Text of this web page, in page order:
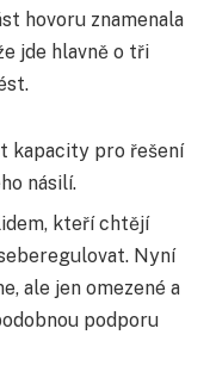
hovoru znamenala
jde hlavně o tři
kapacity pro řešení
násilí.
kteří chtějí
Nyní
ale jen omezené a
podporu